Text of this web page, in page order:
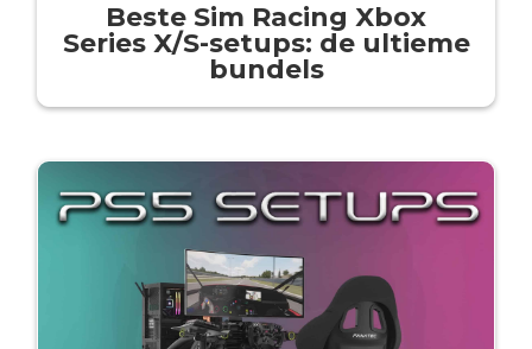
Beste Sim Racing Xbox
Series X/S-setups: de ultieme
bundels